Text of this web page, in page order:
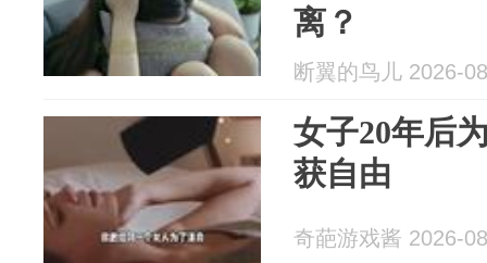
离？
断翼的鸟儿 2026-
女子20年后
获自由
奇葩游戏酱 2026-